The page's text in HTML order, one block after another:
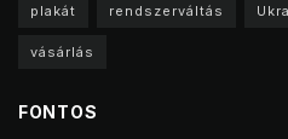
plakát rendszerváltás
vásárlás
FONTOS